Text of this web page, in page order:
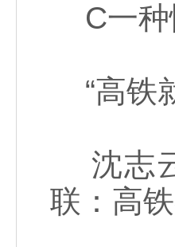
C一种
“高铁
沈志
联：高